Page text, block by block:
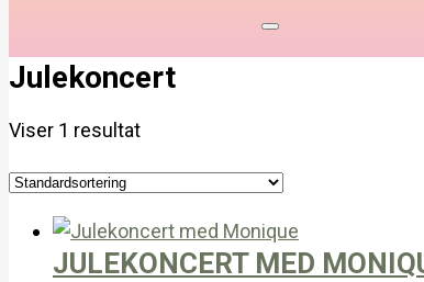
Julekoncert
Viser 1 resultat
JULEKONCERT MED